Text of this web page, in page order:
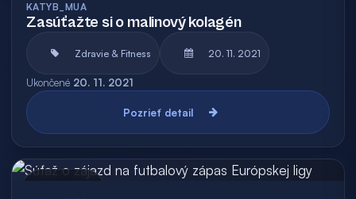
KATYB_MUA
Zasúťažte si o malinový kolagén
Zdravie & Fitness 20. 11. 2021
Ukončené 20. 11. 2021
Pozrieť detail